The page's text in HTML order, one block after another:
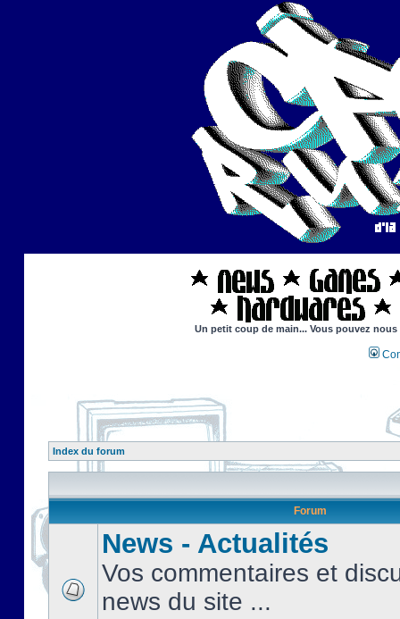
Un petit coup de main... Vous pouvez
Index du forum
Forum
News - Actualités
Vos commentaires et
news du site ...